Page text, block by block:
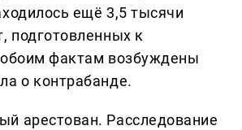
ещё 3,5 тысячи
подготовленных к
фактам возбуждены
о контрабанде.
арестован. Расследование